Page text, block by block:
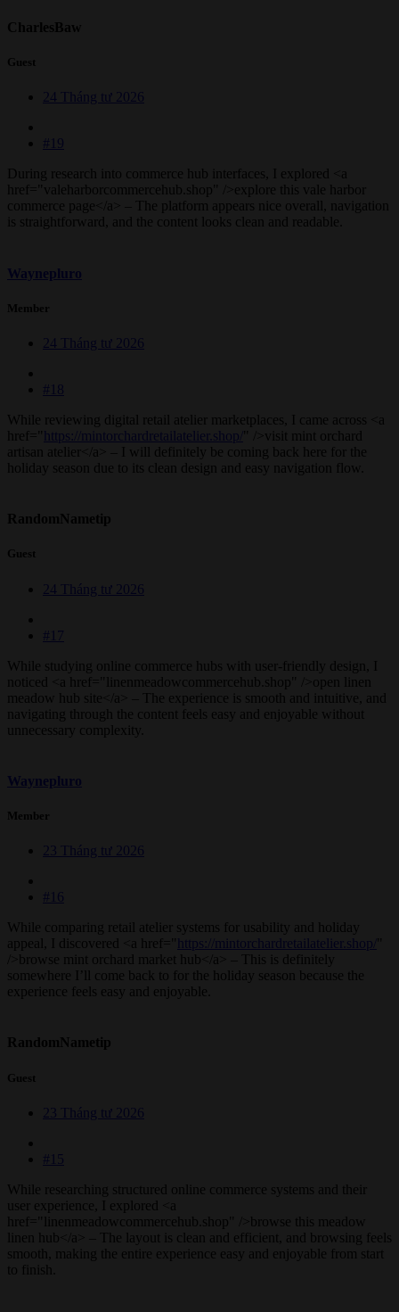
CharlesBaw
Guest
24 Tháng tư 2026
#19
During research into commerce hub interfaces, I explored <a
href="valeharborcommercehub.shop" />explore this vale harbor
commerce page</a> – The platform appears nice overall, navigation
is straightforward, and the content looks clean and readable.
Waynepluro
Member
24 Tháng tư 2026
#18
While reviewing digital retail atelier marketplaces, I came across <a
href="
https://mintorchardretailatelier.shop/ " />visit mint orchard
artisan atelier</a> – I will definitely be coming back here for the
holiday season due to its clean design and easy navigation flow.
RandomNametip
Guest
24 Tháng tư 2026
#17
While studying online commerce hubs with user-friendly design, I
noticed <a href="linenmeadowcommercehub.shop" />open linen
meadow hub site</a> – The experience is smooth and intuitive, and
navigating through the content feels easy and enjoyable without
unnecessary complexity.
Waynepluro
Member
23 Tháng tư 2026
#16
While comparing retail atelier systems for usability and holiday
appeal, I discovered <a href="
https://mintorchardretailatelier.shop/ "
/>browse mint orchard market hub</a> – This is definitely
somewhere I’ll come back to for the holiday season because the
experience feels easy and enjoyable.
RandomNametip
Guest
23 Tháng tư 2026
#15
While researching structured online commerce systems and their
user experience, I explored <a
href="linenmeadowcommercehub.shop" />browse this meadow
linen hub</a> – The layout is clean and efficient, and browsing feels
smooth, making the entire experience easy and enjoyable from start
to finish.